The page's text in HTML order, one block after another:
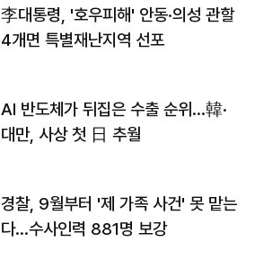
李대통령, '호우피해' 안동·의성 관할
4개면 특별재난지역 선포
AI 반도체가 뒤집은 수출 순위…韓·
대만, 사상 첫 日 추월
경찰, 9월부터 '제 가족 사건' 못 맡는
다…수사인력 881명 보강